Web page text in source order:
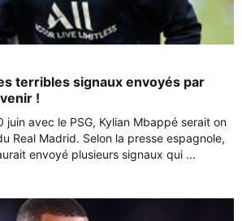
terribles signaux envoyés par
!
juin avec le PSG, Kylian Mbappé serait on
Real Madrid. Selon la presse espagnole,
envoyé plusieurs signaux qui ...